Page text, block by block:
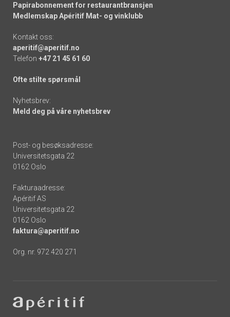
Papirabonnement for restaurantbransjen
Medlemskap Apéritif Mat- og vinklubb
Kontakt oss:
aperitif@aperitif.no
Telefon +47 21 45 61 60
Ofte stilte spørsmål
Nyhetsbrev:
Meld deg på våre nyhetsbrev
Post- og besøksadresse:
Universitetsgata 22
0162 Oslo
Fakturaadresse:
Apéritif AS
Universitetsgata 22
0162 Oslo
faktura@aperitif.no
Org. nr. 972 420 271
-